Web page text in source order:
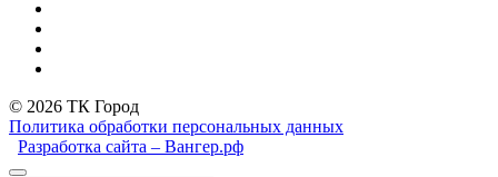
© 2026 ТК Город
Политика обработки персональных данных
Разработка сайта – Вангер.рф